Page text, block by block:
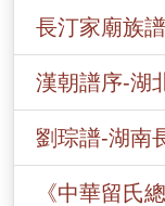
長汀家廟族
漢朝譜序-湖
劉琮譜-湖南
《中華留氏